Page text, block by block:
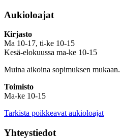
Aukioloajat
Kirjasto
Ma 10-17, ti-ke 10-15
Kesä-elokuussa ma-ke 10-15
Muina aikoina sopimuksen mukaan.
Toimisto
Ma-ke 10-15
Tarkista poikkeavat aukioloajat
Yhteystiedot